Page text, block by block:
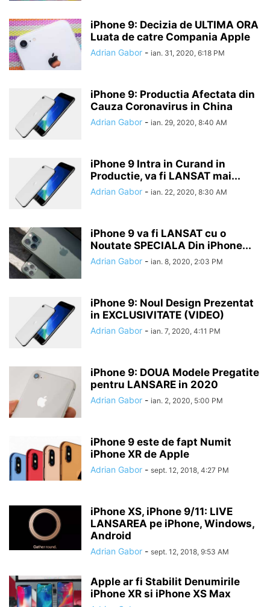
iPhone 9: Decizia de ULTIMA ORA
Luata de catre Compania Apple
Adrian Gabor - ian. 31, 2020, 6:18 PM
iPhone 9: Productia Afectata din
Cauza Coronavirus in China
Adrian Gabor - ian. 29, 2020, 8:40 AM
iPhone 9 Intra in Curand in
Productie, va fi LANSAT mai...
Adrian Gabor - ian. 22, 2020, 8:30 AM
iPhone 9 va fi LANSAT cu o
Noutate SPECIALA Din iPhone...
Adrian Gabor - ian. 8, 2020, 2:03 PM
iPhone 9: Noul Design Prezentat
in EXCLUSIVITATE (VIDEO)
Adrian Gabor - ian. 7, 2020, 4:11 PM
iPhone 9: DOUA Modele Pregatite
pentru LANSARE in 2020
Adrian Gabor - ian. 2, 2020, 5:00 PM
iPhone 9 este de fapt Numit
iPhone XR de Apple
Adrian Gabor - sept. 12, 2018, 4:27 PM
iPhone XS, iPhone 9/11: LIVE
LANSAREA pe iPhone, Windows,
Android
Adrian Gabor - sept. 12, 2018, 9:53 AM
Apple ar fi Stabilit Denumirile
iPhone XR si iPhone XS Max